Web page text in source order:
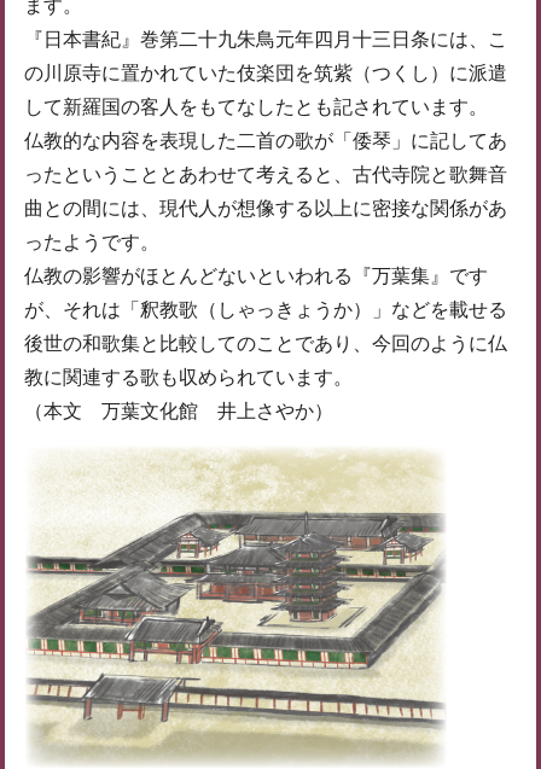
ます。
『日本書紀』巻第二十九朱鳥元年四月十三日条には、こ
の川原寺に置かれていた伎楽団を筑紫（つくし）に派遣
して新羅国の客人をもてなしたとも記されています。
仏教的な内容を表現した二首の歌が「倭琴」に記してあ
ったということとあわせて考えると、古代寺院と歌舞音
曲との間には、現代人が想像する以上に密接な関係があ
ったようです。
仏教の影響がほとんどないといわれる『万葉集』です
が、それは「釈教歌（しゃっきょうか）」などを載せる
後世の和歌集と比較してのことであり、今回のように仏
教に関連する歌も収められています。
（本文 万葉文化館 井上さやか）